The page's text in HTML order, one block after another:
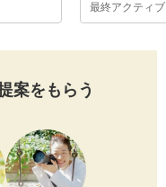
最終アクティ
案をもらう